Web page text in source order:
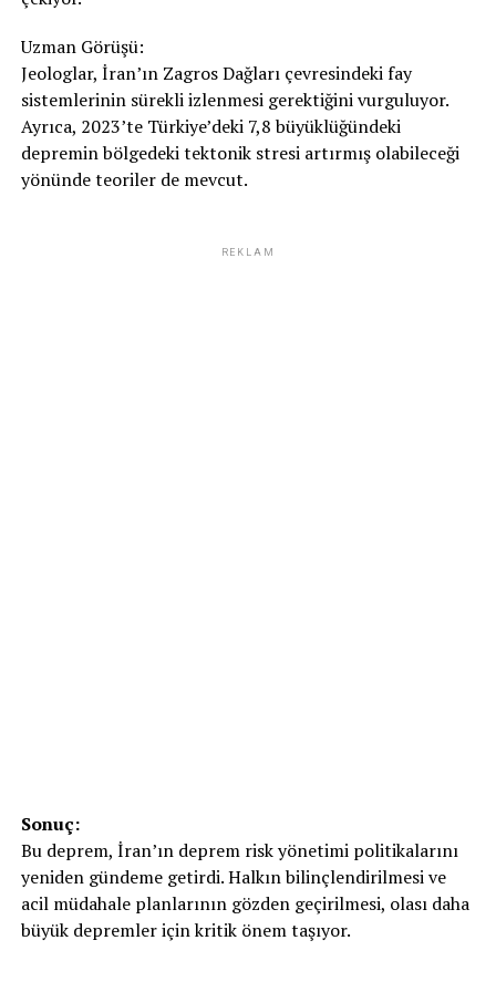
Uzman Görüşü:
Jeologlar, İran’ın Zagros Dağları çevresindeki fay
sistemlerinin sürekli izlenmesi gerektiğini vurguluyor.
Ayrıca, 2023’te Türkiye’deki 7,8 büyüklüğündeki
depremin bölgedeki tektonik stresi artırmış olabileceği
yönünde teoriler de mevcut.
REKLAM
Sonuç:
Bu deprem, İran’ın deprem risk yönetimi politikalarını
yeniden gündeme getirdi. Halkın bilinçlendirilmesi ve
acil müdahale planlarının gözden geçirilmesi, olası daha
büyük depremler için kritik önem taşıyor.